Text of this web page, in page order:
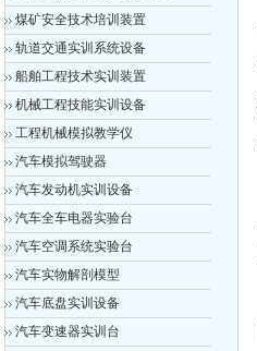
煤矿安全技术培训装置
轨道交通实训系统设备
船舶工程技术实训装置
机械工程技能实训设备
工程机械模拟教学仪
汽车模拟驾驶器
汽车发动机实训设备
汽车全车电器实验台
汽车空调系统实验台
汽车实物解剖模型
汽车底盘实训设备
汽车变速器实训台